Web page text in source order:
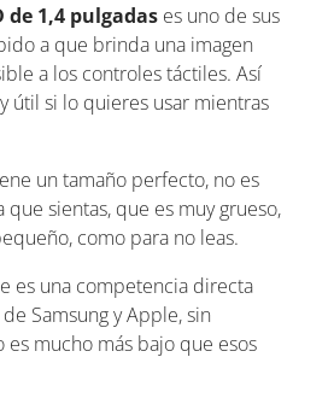
de 1,4 pulgadas es uno de sus
a que brinda una imagen
a los controles táctiles. Así
útil si lo quieres usar mientras
un tamaño perfecto, no es
que sientas, que es muy grueso,
como para no leas.
es una competencia directa
Samsung y Apple, sin
es mucho más bajo que esos